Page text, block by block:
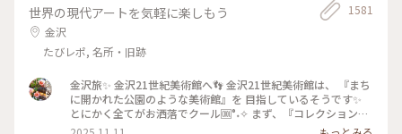
世界の現代アートを気軽に楽しもう
金沢
たびレポ, 名所・旧跡
1581
金沢旅✨ 金沢21世紀美術館へ👣 金沢21世紀美術館は、 『まち
に開かれた公園のような美術館』を 目指しているそうです✨
とにかく全てがお洒落でクール🆒°˖✧ まず、『コレクション展
2 文字の可能性』を鑑賞。 現代アート作品における「文字」